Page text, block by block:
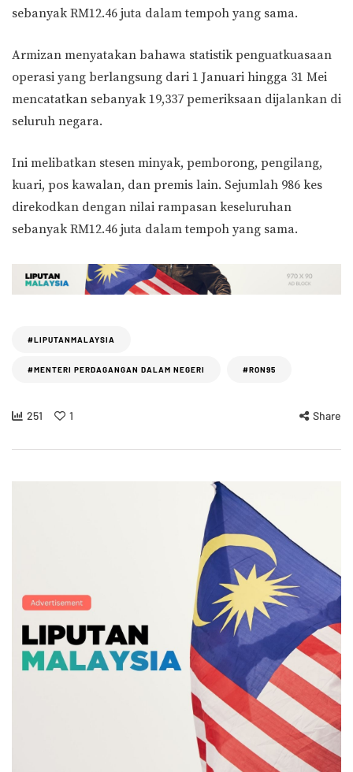
sebanyak RM12.46 juta dalam tempoh yang sama.
Armizan menyatakan bahawa statistik penguatkuasaan
operasi yang berlangsung dari 1 Januari hingga 31 Mei
mencatatkan sebanyak 19,337 pemeriksaan dijalankan di
seluruh negara.
Ini melibatkan stesen minyak, pemborong, pengilang,
kuari, pos kawalan, dan premis lain. Sejumlah 986 kes
direkodkan dengan nilai rampasan keseluruhan
sebanyak RM12.46 juta dalam tempoh yang sama.
#LIPUTANMALAYSIA
#MENTERI PERDAGANGAN DALAM NEGERI #RON95
251 1 Share